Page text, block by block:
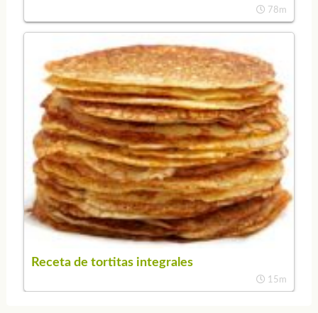
78m
Receta de tortitas integrales
15m